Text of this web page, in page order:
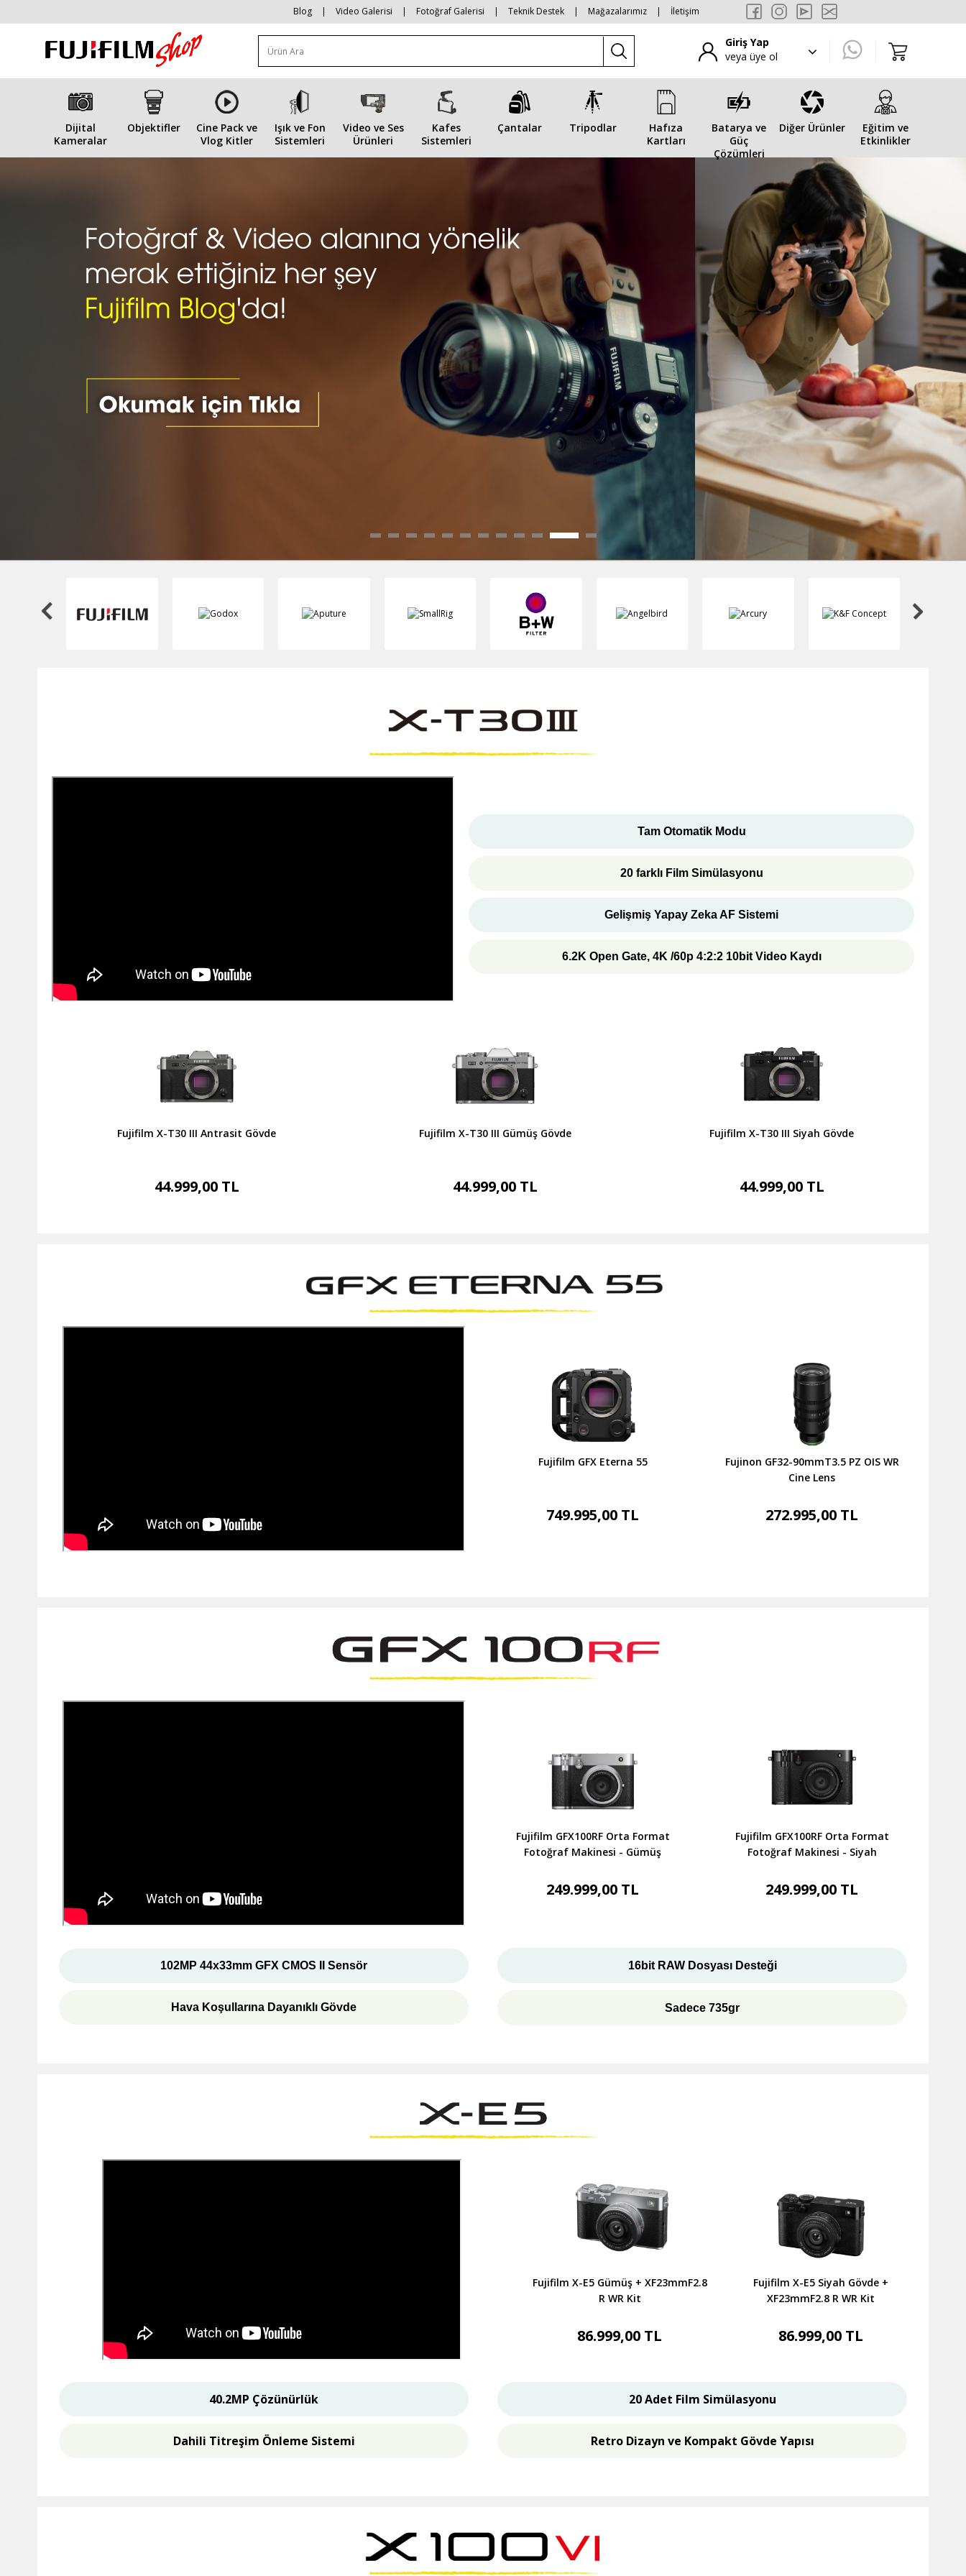
Blog | Video Galerisi | Fotoğraf Galerisi | Teknik Destek | Mağazalarımız | İletişim
Giriş Yap
veya üye ol
Dijital
Kameralar
Objektifler
Cine Pack ve
Vlog Kitler
Işık ve Fon
Sistemleri
Video ve Ses
Ürünleri
Kafes
Sistemleri
Çantalar Tripodlar
Hafıza
Kartları
Batarya ve
Güç
Çözümleri
Diğer Ürünler
Eğitim ve
Etkinlikler
Tam Otomatik Modu
20 farklı Film Simülasyonu
Gelişmiş Yapay Zeka AF Sistemi
6.2K Open Gate, 4K /60p4:2:2 10bit Video Kaydı
Fujifilm X-T30 III Antrasit Gövde
44.999,00 TL
Fujifilm X-T30 III Gümüş Gövde
44.999,00 TL
Fujifilm X-T30 III Siyah Gövde
44.999,00 TL
Fujifilm GFX Eterna 55
749.995,00 TL
Fujinon GF32-90mmT3.5 PZ OIS WR
Cine Lens
272.995,00 TL
Fujifilm GFX100RF Orta Format
Fotoğraf Makinesi - Gümüş
249.999,00 TL
Fujifilm GFX100RF Orta Format
Fotoğraf Makinesi - Siyah
249.999,00 TL
102MP 44x33mm GFX CMOS II Sensör
Hava Koşullarına Dayanıklı Gövde
16bit RAW Dosyası Desteği
Sadece 735gr
Fujifilm X-E5 Gümüş + XF23mmF2.8
R WR Kit
86.999,00 TL
Fujifilm X-E5 Siyah Gövde +
XF23mmF2.8 R WR Kit
86.999,00 TL
40.2MP Çözünürlük
Dahili Titreşim Önleme Sistemi
20 Adet Film Simülasyonu
Retro Dizayn ve Kompakt Gövde Yapısı